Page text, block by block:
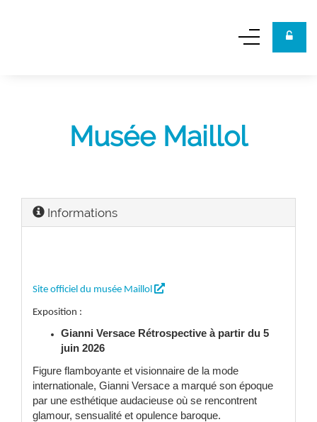
Musée Maillol
Informations
Site officiel du musée Maillol 
Exposition :
Gianni Versace Rétrospective à partir du 5
juin 2026
Figure flamboyante et visionnaire de la mode
internationale, Gianni Versace a marqué son époque
par une esthétique audacieuse où se rencontrent
glamour, sensualité et opulence baroque.